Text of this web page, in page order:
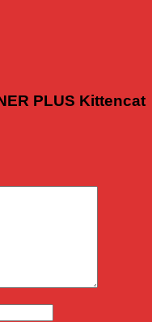
PLUS Kittencat